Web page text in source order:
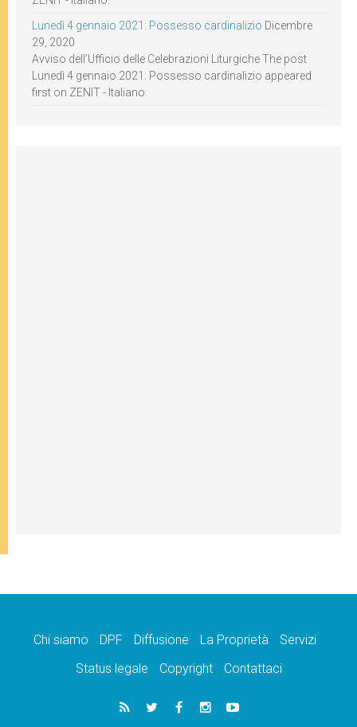
Lunedì 4 gennaio 2021: Possesso cardinalizio Dicembre
29, 2020
Avviso dell’Ufficio delle Celebrazioni Liturgiche The post
Lunedì 4 gennaio 2021: Possesso cardinalizio appeared
first on ZENIT - Italiano.
Chi siamo DPF Diffusione La Proprietà
Servizi
Status legale
Copyright Contattaci